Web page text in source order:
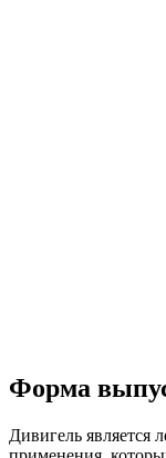
Форма
Дивигель является